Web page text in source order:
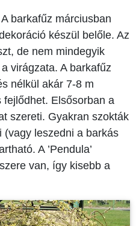
A barkafűz márciusban
készül belőle. Az
de nem mindegyik
virágzata. A barkafűz
nélkül akár 7-8 m
Elsősorban a
szereti. Gyakran szokták
(vagy leszedni a barkás
A ’Pendula’
van, így kisebb a